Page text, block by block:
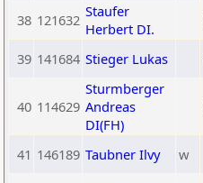
38 121632 Staufer
Herbert DI.
39 141684 Stieger Lukas
40 114629
Sturmberger
Andreas
DI(FH)
41 146189 Taubner Ilvy w